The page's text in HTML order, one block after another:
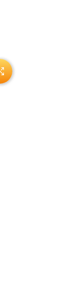
Нажмите, чтобы